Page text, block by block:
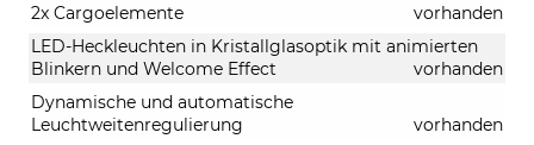
2x Cargoelemente
vorhanden
LED-Heckleuchten in Kristallglasoptik mit animierten
Blinkern und Welcome Effect
vorhanden
Dynamische und automatische
Leuchtweitenregulierung
vorhanden